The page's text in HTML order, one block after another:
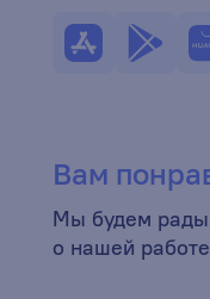
Вам
Мы будем
о нашей работе